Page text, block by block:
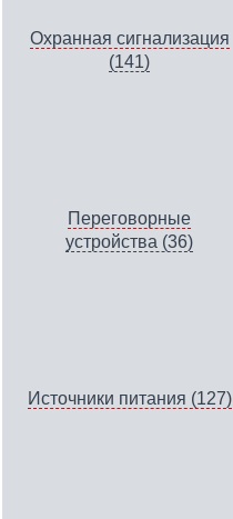
Охранная сигнализация
(141)
Переговорные
устройства (36)
Источники питания (127)